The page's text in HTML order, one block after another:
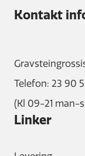
Kontakt
Telefon: 23 90
(Kl 09-21 man-
Linker